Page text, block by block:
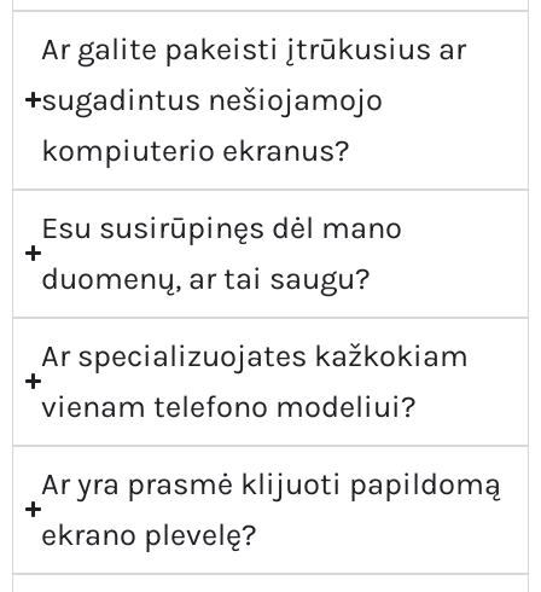
Ar galite pakeisti įtrūkusius ar
sugadintus nešiojamojo
kompiuterio ekranus?
Esu susirūpinęs dėl mano
duomenų, ar tai saugu?
Ar specializuojates kažkokiam
vienam telefono modeliui?
Ar yra prasmė klijuoti papildomą
ekrano plevelę?